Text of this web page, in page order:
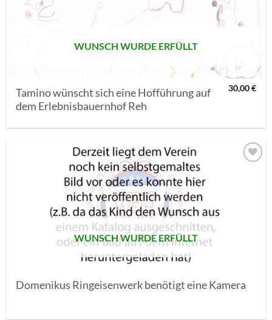
WUNSCH WURDE ERFÜLLT
Tamino wünscht sich eine Hofführung auf
dem Erlebnisbauernhof Reh
30,00€
WUNSCH WURDE ERFÜLLT
Domenikus Ringeisenwerk benötigt eine Kamera